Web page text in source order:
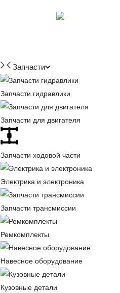
Мессенджер MAX
Запчасти
Запчасти гидравлики
Запчасти для двигателя
Запчасти ходовой части
Электрика и электроника
Запчасти трансмиссии
Ремкомплекты
Навесное оборудование
Кузовные детали